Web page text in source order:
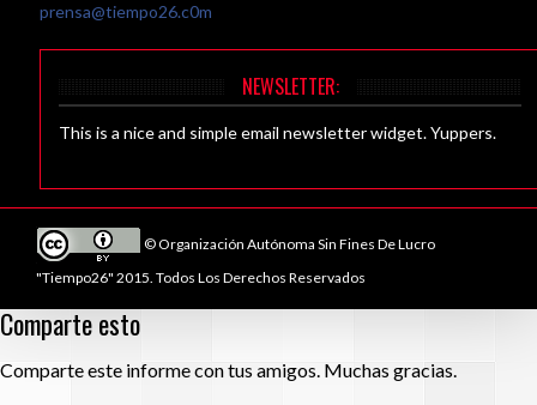
prensa@tiempo26.c0m
NEWSLETTER:
This is a nice and simple email newsletter widget. Yuppers.
© Organización Autónoma Sin Fines De Lucro
"Tiempo26" 2015. Todos Los Derechos Reservados
Comparte esto
Comparte este informe con tus amigos. Muchas gracias.